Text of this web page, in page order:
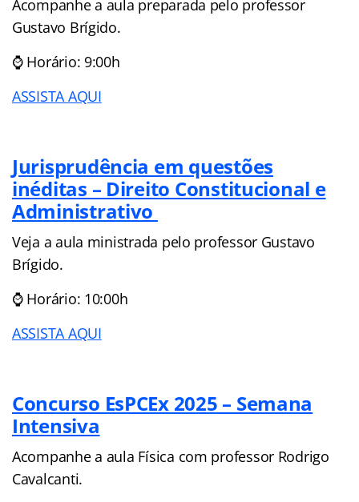
Acompanhe a aula preparada pelo professor
Gustavo Brígido.
⌚ Horário: 9:00h
ASSISTA AQUI
Jurisprudência em questões
inéditas – Direito Constitucional e
Administrativo
Veja a aula ministrada pelo professor Gustavo
Brígido.
⌚ Horário: 10:00h
ASSISTA AQUI
Concurso EsPCEx 2025 – Semana
Intensiva
Acompanhe a aula Física com professor Rodrigo
Cavalcanti.